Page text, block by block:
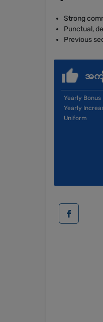
Strong
Punctual,
Previous
အက
Yearly Bonus
Yearly
Uniform